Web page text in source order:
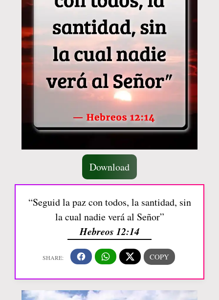
Download
“Seguid la paz con todos, la santidad, sin
la cual nadie verá al Señor”
Hebreos 12:14